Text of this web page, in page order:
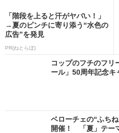
「階段を上ると汗がヤバい！」
→夏のピンチに寄り添う“水色の
広告”を発見
PR(ねとらぼ)
コップのフチのフ
ール」50周年記念キ
ベローチェの“ふち
開催！ 「夏」テー